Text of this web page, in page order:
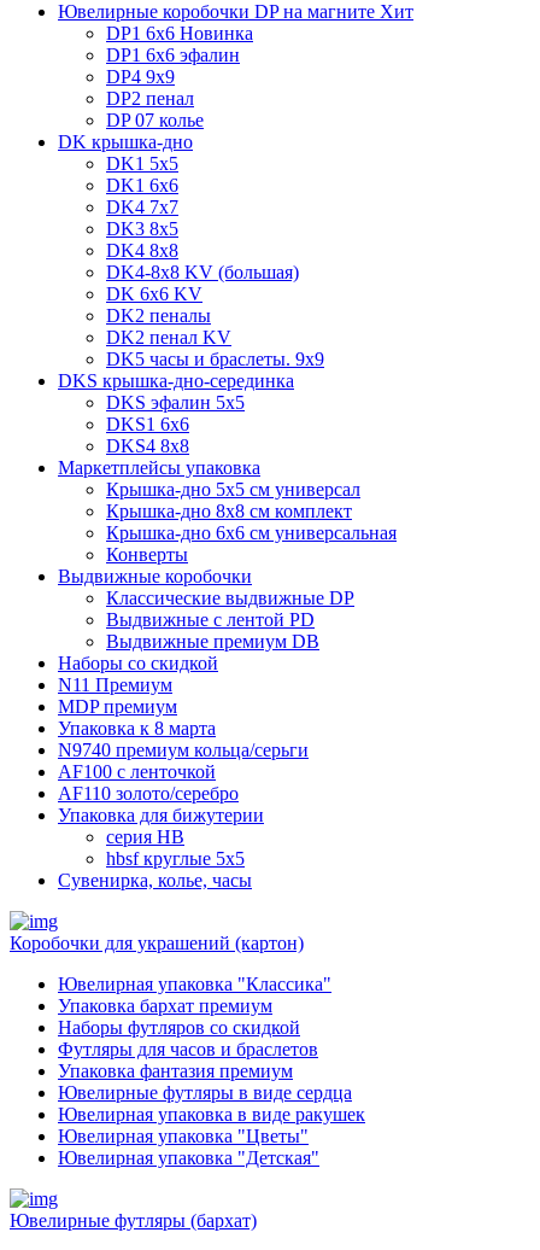
Ювелирные коробочки DP на магните Хит
DP1 6x6 Новинка
DP1 6x6 эфалин
DP4 9x9
DP2 пенал
DP 07 колье
DK крышка-дно
DK1 5x5
DK1 6x6
DK4 7х7
DK3 8x5
DK4 8x8
DK4-8x8 KV (большая)
DK 6х6 KV
DK2 пеналы
DK2 пенал KV
DK5 часы и браслеты. 9x9
DKS крышка-дно-серединка
DKS эфалин 5x5
DKS1 6x6
DKS4 8x8
Маркетплейсы упаковка
Крышка-дно 5x5 см универсал
Крышка-дно 8x8 см комплект
Крышка-дно 6x6 см универсальная
Конверты
Выдвижные коробочки
Классические выдвижные DP
Выдвижные с лентой PD
Выдвижные премиум DB
Наборы со скидкой
N11 Премиум
MDP премиум
Упаковка к 8 марта
N9740 премиум кольца/серьги
AF100 с ленточкой
AF110 золото/серебро
Упаковка для бижутерии
серия HB
hbsf круглые 5x5
Сувенирка, колье, часы
Коробочки для украшений (картон)
Ювелирная упаковка "Классика"
Упаковка бархат премиум
Наборы футляров со скидкой
Футляры для часов и браслетов
Упаковка фантазия премиум
Ювелирные футляры в виде сердца
Ювелирная упаковка в виде ракушек
Ювелирная упаковка "Цветы"
Ювелирная упаковка "Детская"
Ювелирные футляры (бархат)